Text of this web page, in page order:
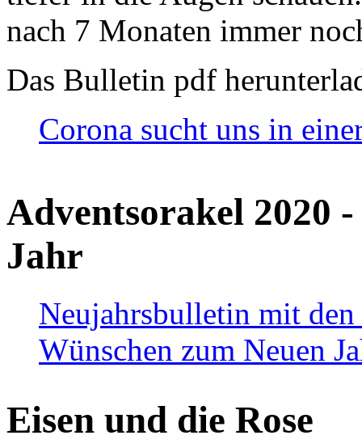
nach 7 Monaten immer
Das Bulletin pdf
Corona sucht uns in
Adventsorakel 2020
Jahr
Neujahrsbulletin mit den
Wünschen zum Neuen
Eisen und die Rose